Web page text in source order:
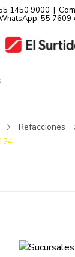
1450 9000 |
55 7609
Refacciones